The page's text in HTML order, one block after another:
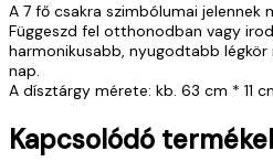
A 7 fő csakra szimbólumai jelennek
Függeszd fel otthonodban vagy
harmonikusabb, nyugodtabb
nap.
A dísztárgy mérete: kb. 63 cm * 11
Kapcsolódó